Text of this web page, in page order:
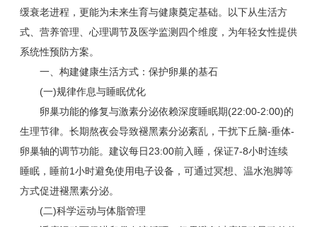
缓衰老进程，更能为未来生育与健康奠定基础。以下从生活方
式、营养管理、心理调节及医学监测四个维度，为年轻女性提供
系统性预防方案。
一、构建健康生活方式：保护卵巢的基石
(一)规律作息与睡眠优化
卵巢功能的修复与激素分泌依赖深度睡眠期(22:00-2:00)的
生理节律。长期熬夜会导致褪黑素分泌紊乱，干扰下丘脑-垂体-
卵巢轴的调节功能。建议每日23:00前入睡，保证7-8小时连续
睡眠，睡前1小时避免使用电子设备，可通过冥想、温水泡脚等
方式促进褪黑素分泌。
(二)科学运动与体脂管理